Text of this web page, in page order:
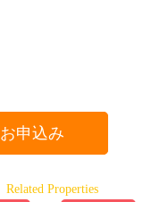
お申込み
Related Properties